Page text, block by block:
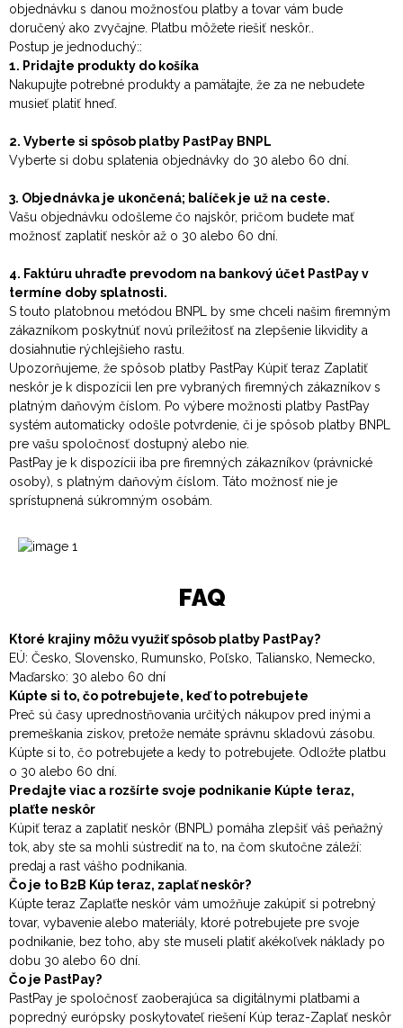
objednávku s danou možnosťou platby a tovar vám bude
doručený ako zvyčajne. Platbu môžete riešiť neskôr..
Postup je jednoduchý::
1. Pridajte produkty do košíka
Nakupujte potrebné produkty a pamätajte, že za ne nebudete
musieť platiť hneď.
2. Vyberte si spôsob platby PastPay BNPL
Vyberte si dobu splatenia objednávky do 30 alebo 60 dní.
3. Objednávka je ukončená; balíček je už na ceste.
Vašu objednávku odošleme čo najskôr, pričom budete mať
možnosť zaplatiť neskôr až o 30 alebo 60 dní.
4. Faktúru uhraďte prevodom na bankový účet PastPay v
termíne doby splatnosti.
S touto platobnou metódou BNPL by sme chceli našim firemným
zákazníkom poskytnúť novú príležitosť na zlepšenie likvidity a
dosiahnutie rýchlejšieho rastu.
Upozorňujeme, že spôsob platby PastPay Kúpiť teraz Zaplatiť
neskôr je k dispozícii len pre vybraných firemných zákazníkov s
platným daňovým číslom. Po výbere možnosti platby PastPay
systém automaticky odošle potvrdenie, či je spôsob platby BNPL
pre vašu spoločnosť dostupný alebo nie.
PastPay je k dispozícii iba pre firemných zákazníkov (právnické
osoby), s platným daňovým číslom. Táto možnosť nie je
sprístupnená súkromným osobám.
FAQ
Ktoré krajiny môžu využiť spôsob platby PastPay?
EÚ: Česko, Slovensko, Rumunsko, Poľsko, Taliansko, Nemecko,
Maďarsko: 30 alebo 60 dní
Kúpte si to, čo potrebujete, keď to potrebujete
Preč sú časy uprednostňovania určitých nákupov pred inými a
premeškania ziskov, pretože nemáte správnu skladovú zásobu.
Kúpte si to, čo potrebujete a kedy to potrebujete. Odložte platbu
o 30 alebo 60 dní.
Predajte viac a rozšírte svoje podnikanie Kúpte teraz,
plaťte neskôr
Kúpiť teraz a zaplatiť neskôr (BNPL) pomáha zlepšiť váš peňažný
tok, aby ste sa mohli sústrediť na to, na čom skutočne záleží:
predaj a rast vášho podnikania.
Čo je to B2B Kúp teraz, zaplať neskôr?
Kúpte teraz Zaplaťte neskôr vám umožňuje zakúpiť si potrebný
tovar, vybavenie alebo materiály, ktoré potrebujete pre svoje
podnikanie, bez toho, aby ste museli platiť akékoľvek náklady po
dobu 30 alebo 60 dní.
Čo je PastPay?
PastPay je spoločnosť zaoberajúca sa digitálnymi platbami a
popredný európsky poskytovateľ riešení Kúp teraz-Zaplať neskôr